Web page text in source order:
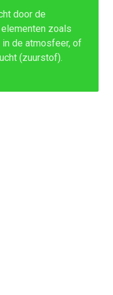
door de
zoals
de atmosfeer, of
(zuurstof).